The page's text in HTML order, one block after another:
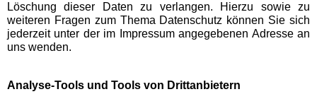
Rodelbahn St. Englmar
Löschung dieser Daten zu verlangen. Hierzu sowie zu
weiteren Fragen zum Thema Datenschutz können Sie sich
jederzeit unter der im Impressum angegebenen Adresse an
uns wenden.
Analyse-Tools und Tools von Drittanbietern